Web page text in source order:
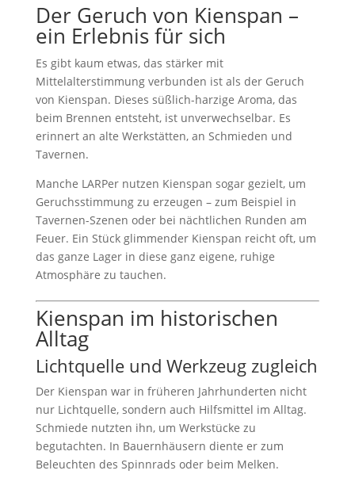
Der Geruch von Kienspan –
ein Erlebnis für sich
Es gibt kaum etwas, das stärker mit
Mittelalterstimmung verbunden ist als der Geruch
von Kienspan. Dieses süßlich-harzige Aroma, das
beim Brennen entsteht, ist unverwechselbar. Es
erinnert an alte Werkstätten, an Schmieden und
Tavernen.
Manche LARPer nutzen Kienspan sogar gezielt, um
Geruchsstimmung zu erzeugen – zum Beispiel in
Tavernen-Szenen oder bei nächtlichen Runden am
Feuer. Ein Stück glimmender Kienspan reicht oft, um
das ganze Lager in diese ganz eigene, ruhige
Atmosphäre zu tauchen.
Kienspan im historischen
Alltag
Lichtquelle und Werkzeug zugleich
Der Kienspan war in früheren Jahrhunderten nicht
nur Lichtquelle, sondern auch Hilfsmittel im Alltag.
Schmiede nutzten ihn, um Werkstücke zu
begutachten. In Bauernhäusern diente er zum
Beleuchten des Spinnrads oder beim Melken.